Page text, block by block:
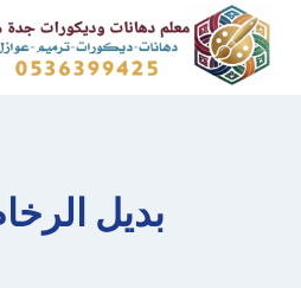
التجاوز
المحتوى
بديل